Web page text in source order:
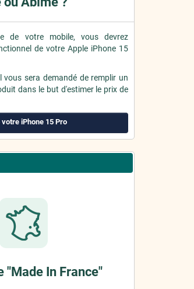
de votre mobile, vous devrez
de votre Apple iPhone 15
vous sera demandé de remplir un
dans le but d'estimer le prix de
iPhone 15 Pro
"Made In France"